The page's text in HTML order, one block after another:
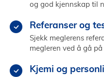
og god kjennskap til
Referanser og
Sjekk meglerens
megleren ved å gå
Kjemi og